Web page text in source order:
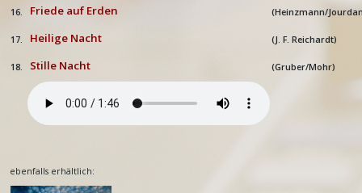
16. Friede auf Erden (Heinzmann/
17. Heilige Nacht (J. F. Reichardt)
18. Stille Nacht (Gruber/Mohr)
ebenfalls erhältlich: